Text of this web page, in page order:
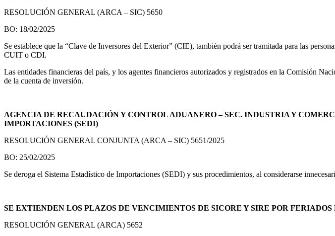
RESOLUCIÓN GENERAL (ARCA – SIC) 5650
BO: 18/02/2025
Se establece que la “Clave de Inversores del Exterior” (CIE), también podrá ser tramitada para las
CUIT o CDI.
Las entidades financieras del país, y los agentes financieros autorizados y registrados en la Comisión
de la cuenta de inversión.
AGENCIA DE RECAUDACIÓN Y CONTROL ADUANERO – SEC. INDUSTRIA Y
IMPORTACIONES (SEDI)
RESOLUCIÓN GENERAL CONJUNTA (ARCA – SIC) 5651/2025
BO: 25/02/2025
Se deroga el Sistema Estadístico de Importaciones (SEDI) y sus procedimientos, al considerarse
SE EXTIENDEN LOS PLAZOS DE VENCIMIENTOS DE SICORE Y SIRE POR
RESOLUCIÓN GENERAL (ARCA) 5652